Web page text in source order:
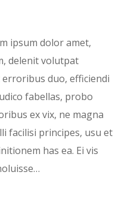
ipsum dolor amet,
delenit volutpat
duo, efficiendi
fabellas, probo
ex vix, ne magna
facilisi principes, usu et
has ea. Ei vis